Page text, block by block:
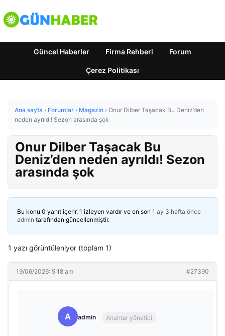
Güncel Haberler Firma Rehberi Forum
Çerez Politikası
Ana sayfa › Forumlar › Magazin › Onur Dilber Taşacak Bu Deniz’den
neden ayrıldı! Sezon arasında şok
Onur Dilber Taşacak Bu
Deniz’den neden ayrıldı! Sezon
arasında şok
Bu konu 0 yanıt içerir, 1 izleyen vardır ve en son 1 ay 3 hafta önce
admin tarafından güncellenmiştir.
1 yazı görüntüleniyor (toplam 1)
19/06/2026: 5:18 am #27390
A admin Anahtar yönetici